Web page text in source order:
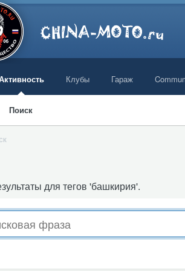
Поиск
Клубы Гараж
для тегов 'башкирия'.